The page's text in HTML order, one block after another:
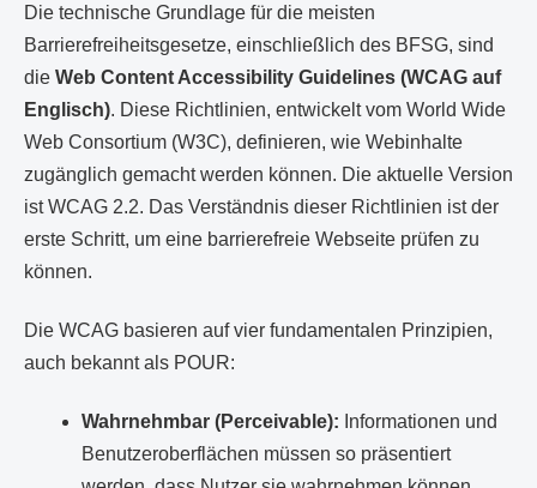
Die technische Grundlage für die meisten
Barrierefreiheitsgesetze, einschließlich des BFSG, sind
die Web Content Accessibility Guidelines (WCAG auf
Englisch). Diese Richtlinien, entwickelt vom World Wide
Web Consortium (W3C), definieren, wie Webinhalte
zugänglich gemacht werden können. Die aktuelle Version
ist WCAG 2.2. Das Verständnis dieser Richtlinien ist der
erste Schritt, um eine barrierefreie Webseite prüfen zu
können.
Die WCAG basieren auf vier fundamentalen Prinzipien,
auch bekannt als POUR:
Wahrnehmbar (Perceivable): Informationen und
Benutzeroberflächen müssen so präsentiert